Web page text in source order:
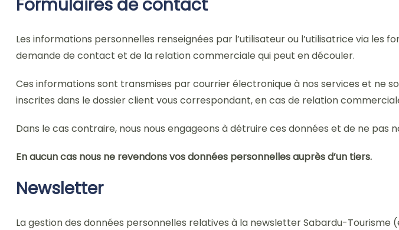
Formulaires de contact
Les informations personnelles renseignées par l’utilisateur ou l’utilisatrice via
demande de contact et de la relation commerciale qui peut en découler.
Ces informations sont transmises par courrier électronique à nos services et ne
inscrites dans le dossier client vous correspondant, en cas de relation
Dans le cas contraire, nous nous engageons à détruire ces données et de ne pas
En aucun cas nous ne revendons vos données personnelles auprès d’un tiers.
Newsletter
La gestion des données personnelles relatives à la newsletter Sabardu-